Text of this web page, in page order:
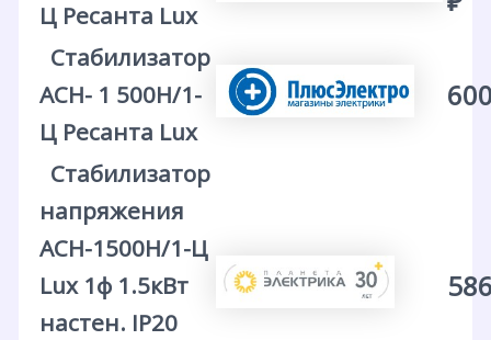
Ц Ресанта Lux
Стабилизатор
АСН- 1 500Н/1-
Ц Ресанта Lux
Стабилизатор
напряжения
АСН-1500Н/1-Ц
Lux 1ф 1.5кВт
настен. IP20